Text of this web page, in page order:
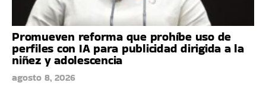
Promueven reforma que prohíbe uso de
perfiles con IA para publicidad dirigida a la
niñez y adolescencia
agosto 8, 2026